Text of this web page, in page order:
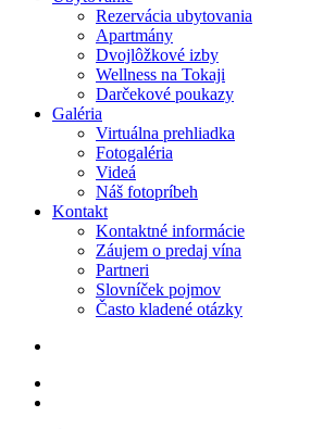
Rezervácia ubytovania
Apartmány
Dvojlôžkové izby
Wellness na Tokaji
Darčekové poukazy
Galéria
Virtuálna prehliadka
Fotogaléria
Videá
Náš fotopríbeh
Kontakt
Kontaktné informácie
Záujem o predaj vína
Partneri
Slovníček pojmov
Často kladené otázky